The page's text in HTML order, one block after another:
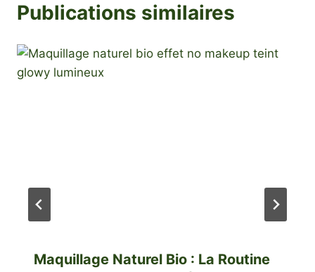
Publications similaires
Maquillage Naturel Bio : La Routine